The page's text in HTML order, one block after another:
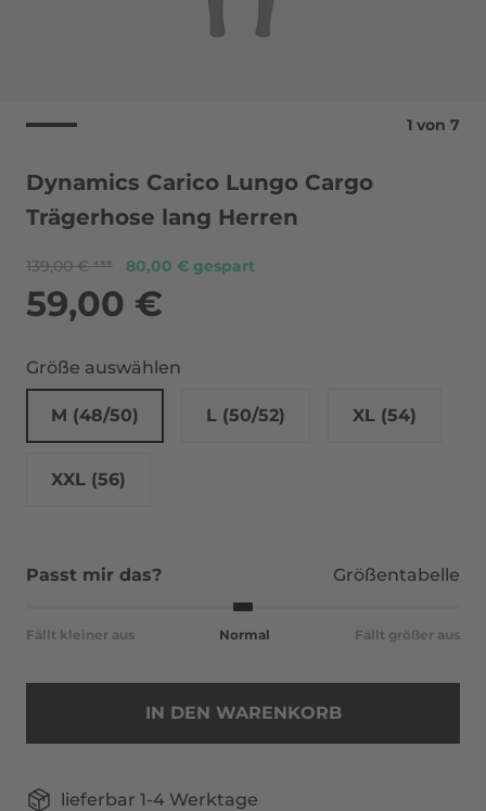
1 von 7
Dynamics Carico Lungo Cargo
Trägerhose lang Herren
139,00 € 80,00 € gespart
59,00 €
Größe auswählen
M (48/50) L (50/52) XL (54)
XXL (56)
Passt mir das? Größentabelle
Fällt kleiner aus Normal Fällt größer aus
IN DEN WARENKORB
lieferbar 1-4 Werktage